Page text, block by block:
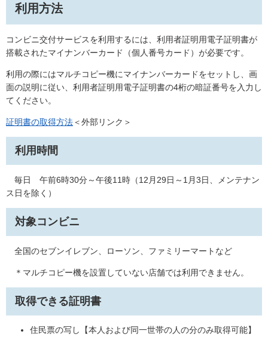
利用方法
コンビニ交付サービスを利用するには、利用者証明用電子証明書が
搭載されたマイナンバーカード（個人番号カード）が必要です。
利用の際にはマルチコピー機にマイナンバーカードをセットし、画
面の説明に従い、利用者証明用電子証明書の4桁の暗証番号を入力し
てください。
証明書の取得方法＜外部リンク＞
利用時間
毎日 午前6時30分～午後11時（12月29日～1月3日、メンテナン
ス日を除く）
対象コンビニ
全国のセブンイレブン、ローソン、ファミリーマートなど
＊マルチコピー機を設置していない店舗では利用できません。
取得できる証明書
住民票の写し【本人および同一世帯の人の分のみ取得可能】